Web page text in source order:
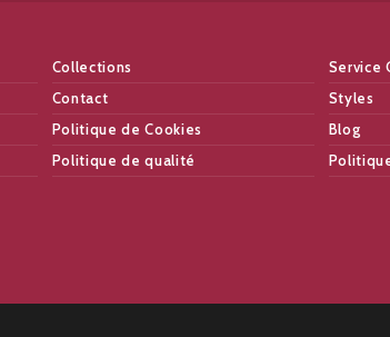
Collections
Service
Contact
Styles
Politique de Cookies
Blog
Politique de qualité